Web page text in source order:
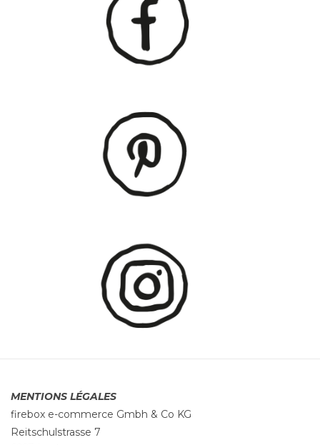
MENTIONS LÉGALES
firebox e-commerce Gmbh & Co KG
Reitschulstrasse 7